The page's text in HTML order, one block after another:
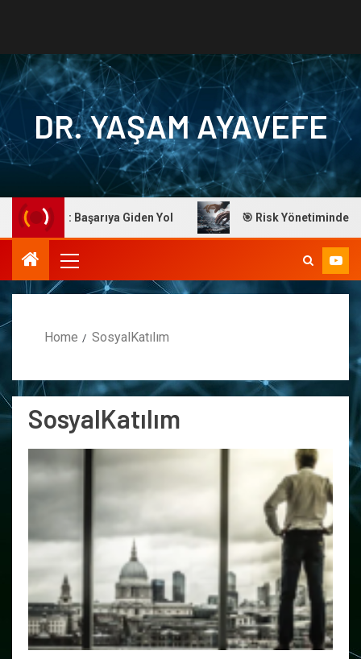
DR. YAŞAM AYAVEFE
Ayavefe: Başarıya Giden Yol 🎯 Risk Yönetiminde
Home SosyalKatılım
SosyalKatılım